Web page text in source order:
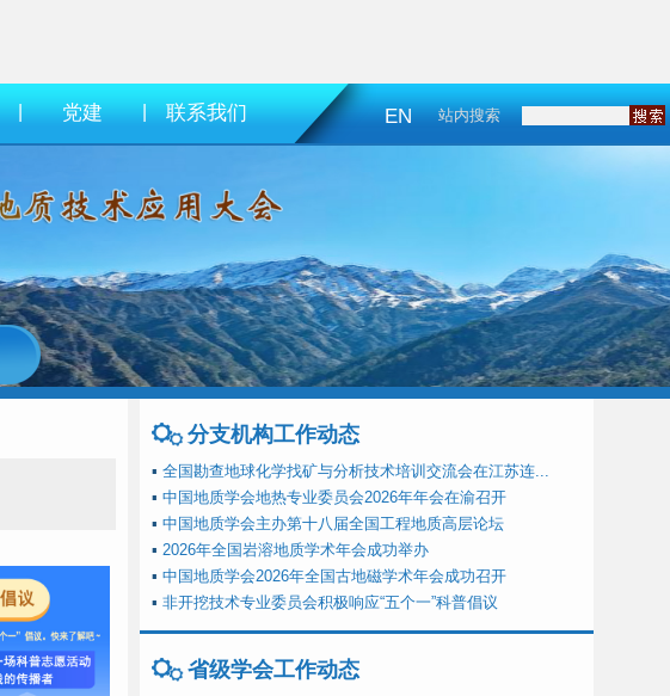
| 党建 | 联系我们 EN 站内搜索
分支机构工作动态
▪ 全国勘查地球化学找矿与分析技术培训交流会在江苏连...
▪ 中国地质学会地热专业委员会2026年年会在渝召开
▪ 中国地质学会主办第十八届全国工程地质高层论坛
▪ 2026年全国岩溶地质学术年会成功举办
▪ 中国地质学会2026年全国古地磁学术年会成功召开
▪ 非开挖技术专业委员会积极响应“五个一”科普倡议
省级学会工作动态